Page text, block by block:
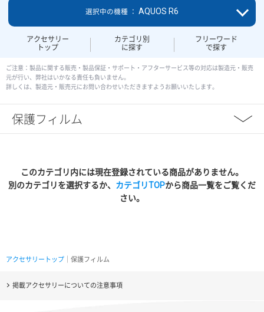
アクセサリー
トップ
カテゴリ別
に探す
フリーワード
で探す
選択中の機種 ： AQUOS R6
ご注意：製品に関する販売・製品保証・サポート・アフターサービス等の対応は製造元・販売
元が行い、弊社はいかなる責任も負いません。
詳しくは、製造元・販売元にお問い合わせいただきますようお願いいたします。
保護フィルム
このカテゴリ内には現在登録されている商品がありません。
別のカテゴリを選択するか、 カテゴリTOPから商品一覧をご覧くだ
さい。
アクセサリートップ ｜保護フィルム
掲載アクセサリーについての注意事項